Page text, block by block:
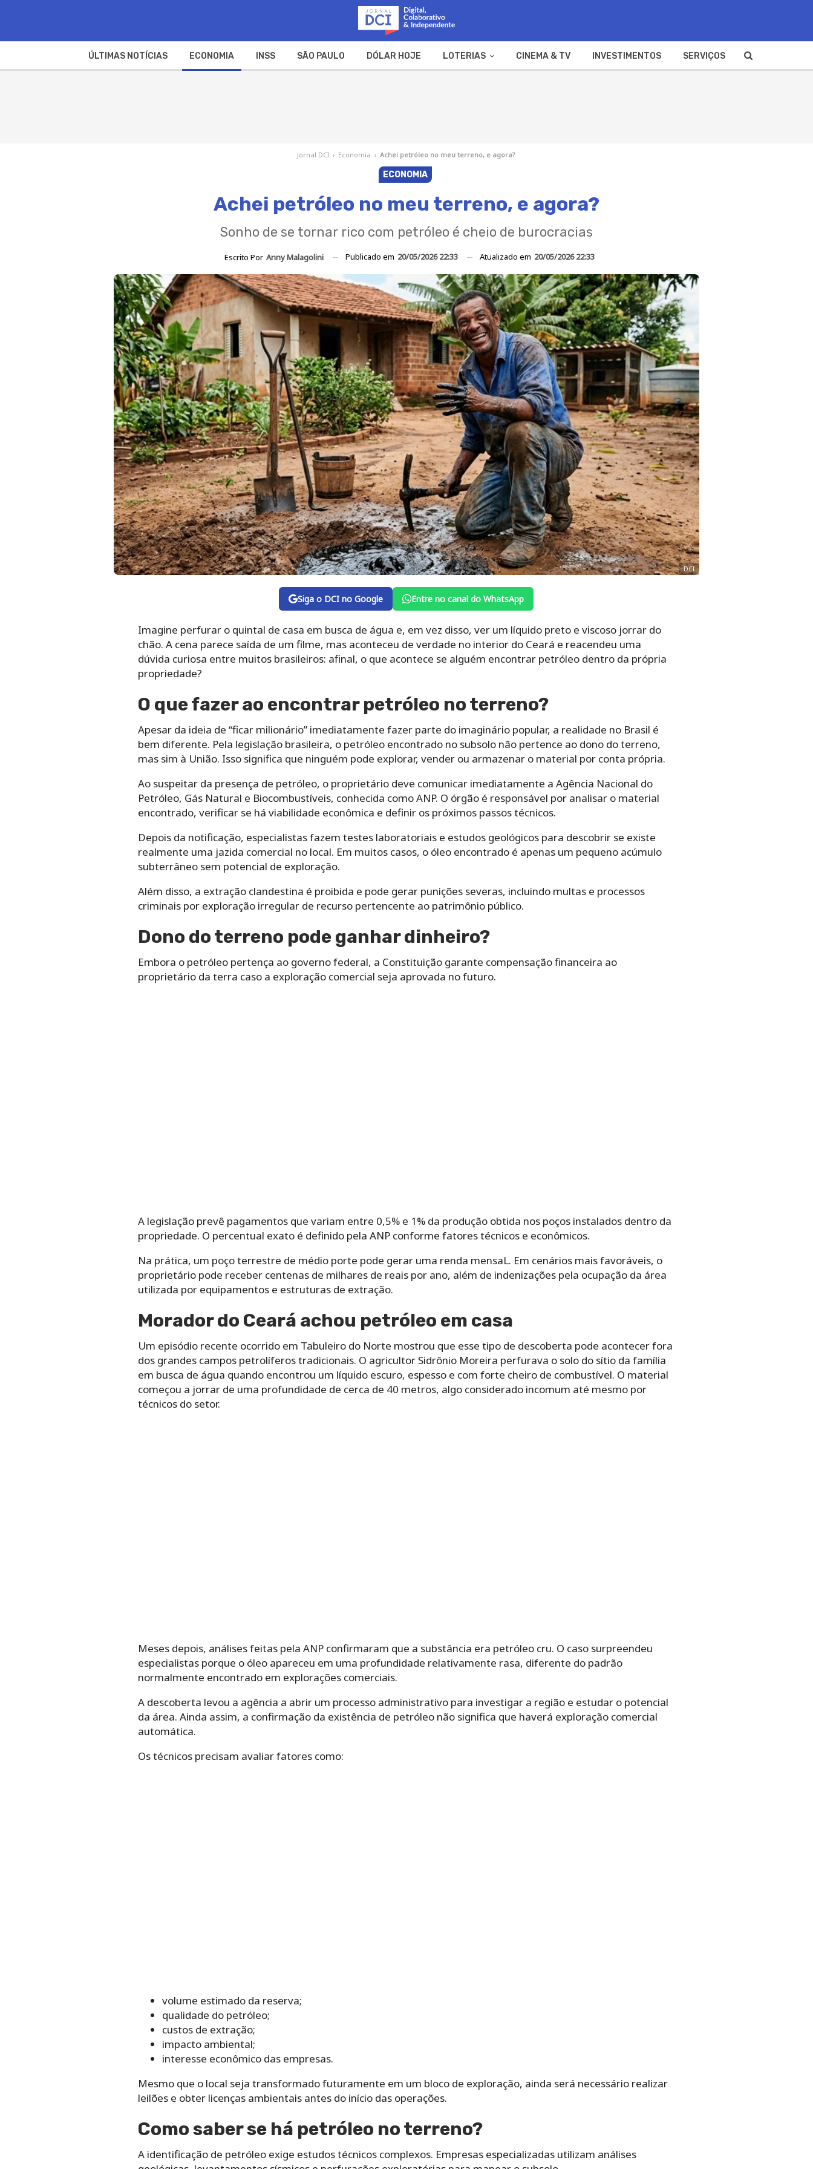
ÚLTIMAS NOTÍCIAS ECONOMIA INSS SÃO PAULO DÓLAR HOJE LOTERIAS CINEMA & TV INVESTIMENTOS SERVIÇOS
Jornal DCI › Economia › Achei petróleo no meu terreno, e agora?
ECONOMIA
Achei petróleo no meu terreno, e agora?
Sonho de se tornar rico com petróleo é cheio de burocracias
Escrito Por Anny Malagolini Publicado em 20/05/2026 22:33 Atualizado em 20/05/2026 22:33
DCI
Siga o DCI no Google Entre no canal do WhatsApp
Imagine perfurar o quintal de casa em busca de água e, em vez disso, ver um líquido preto e viscoso jorrar do
chão. A cena parece saída de um filme, mas aconteceu de verdade no interior do Ceará e reacendeu uma
dúvida curiosa entre muitos brasileiros: afinal, o que acontece se alguém encontrar petróleo dentro da própria
propriedade?
O que fazer ao encontrar petróleo no terreno?
Apesar da ideia de “ficar milionário” imediatamente fazer parte do imaginário popular, a realidade no Brasil é
bem diferente. Pela legislação brasileira, o petróleo encontrado no subsolo não pertence ao dono do terreno,
mas sim à União. Isso significa que ninguém pode explorar, vender ou armazenar o material por conta própria.
Ao suspeitar da presença de petróleo, o proprietário deve comunicar imediatamente a Agência Nacional do
Petróleo, Gás Natural e Biocombustíveis, conhecida como ANP. O órgão é responsável por analisar o material
encontrado, verificar se há viabilidade econômica e definir os próximos passos técnicos.
Depois da notificação, especialistas fazem testes laboratoriais e estudos geológicos para descobrir se existe
realmente uma jazida comercial no local. Em muitos casos, o óleo encontrado é apenas um pequeno acúmulo
subterrâneo sem potencial de exploração.
Além disso, a extração clandestina é proibida e pode gerar punições severas, incluindo multas e processos
criminais por exploração irregular de recurso pertencente ao patrimônio público.
Dono do terreno pode ganhar dinheiro?
Embora o petróleo pertença ao governo federal, a Constituição garante compensação financeira ao
proprietário da terra caso a exploração comercial seja aprovada no futuro.
A legislação prevê pagamentos que variam entre 0,5% e 1% da produção obtida nos poços instalados dentro da
propriedade. O percentual exato é definido pela ANP conforme fatores técnicos e econômicos.
Na prática, um poço terrestre de médio porte pode gerar uma renda mensaL. Em cenários mais favoráveis, o
proprietário pode receber centenas de milhares de reais por ano, além de indenizações pela ocupação da área
utilizada por equipamentos e estruturas de extração.
Morador do Ceará achou petróleo em casa
Um episódio recente ocorrido em Tabuleiro do Norte mostrou que esse tipo de descoberta pode acontecer fora
dos grandes campos petrolíferos tradicionais. O agricultor Sidrônio Moreira perfurava o solo do sítio da família
em busca de água quando encontrou um líquido escuro, espesso e com forte cheiro de combustível. O material
começou a jorrar de uma profundidade de cerca de 40 metros, algo considerado incomum até mesmo por
técnicos do setor.
Meses depois, análises feitas pela ANP confirmaram que a substância era petróleo cru. O caso surpreendeu
especialistas porque o óleo apareceu em uma profundidade relativamente rasa, diferente do padrão
normalmente encontrado em explorações comerciais.
A descoberta levou a agência a abrir um processo administrativo para investigar a região e estudar o potencial
da área. Ainda assim, a confirmação da existência de petróleo não significa que haverá exploração comercial
automática.
Os técnicos precisam avaliar fatores como:
volume estimado da reserva;
qualidade do petróleo;
custos de extração;
impacto ambiental;
interesse econômico das empresas.
Mesmo que o local seja transformado futuramente em um bloco de exploração, ainda será necessário realizar
leilões e obter licenças ambientais antes do início das operações.
Como saber se há petróleo no terreno?
A identificação de petróleo exige estudos técnicos complexos. Empresas especializadas utilizam análises